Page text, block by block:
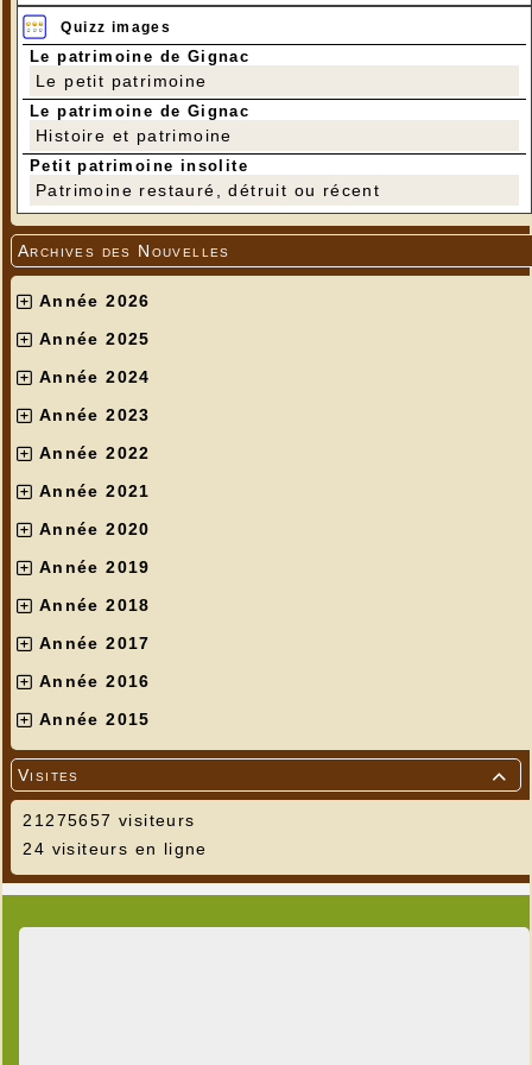
Quizz images
Le patrimoine de Gignac
Le petit patrimoine
Le patrimoine de Gignac
Histoire et patrimoine
Petit patrimoine insolite
Patrimoine restauré, détruit ou récent
Archives des Nouvelles
Année 2026
Année 2025
Année 2024
Année 2023
Année 2022
Année 2021
Année 2020
Année 2019
Année 2018
Année 2017
Année 2016
Année 2015

Visites
21275657 visiteurs
24 visiteurs en ligne